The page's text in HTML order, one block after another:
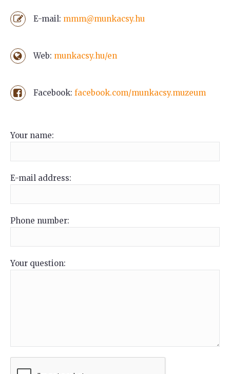
E-mail: mmm@munkacsy.hu
Web: munkacsy.hu/en
Facebook: facebook.com/munkacsy.muzeum
Your name:
E-mail address:
Phone number:
Your question: